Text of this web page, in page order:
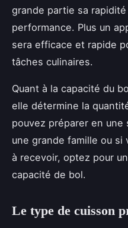
grande partie sa rapidité
performance. Plus un
sera efficace et rapide
tâches culinaires.
Quant à la capacité du
elle détermine la
pouvez préparer en une
une grande famille ou si
à recevoir, optez pour
capacité de bol.
Le type de cuisson